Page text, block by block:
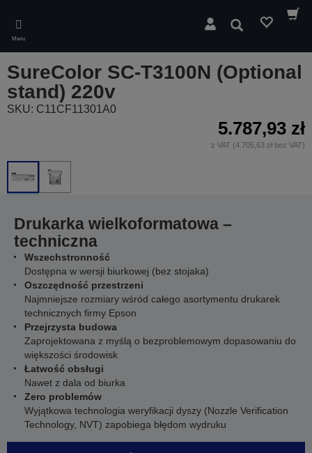
main
content
Menu
Wyszukaj
SureColor SC-T3100N (Optional
stand) 220v
SKU: C11CF11301A0
5.787,93 zł
z VAT (4.705,63 zł bez VAT)
Drukarka wielkoformatowa –
techniczna
Wszechstronność
Dostępna w wersji biurkowej (bez stojaka)
Oszczędność przestrzeni
Najmniejsze rozmiary wśród całego asortymentu drukarek
technicznych firmy Epson
Przejrzysta budowa
Zaprojektowana z myślą o bezproblemowym dopasowaniu do
większości środowisk
Łatwość obsługi
Nawet z dala od biurka
Zero problemów
Wyjątkowa technologia weryfikacji dyszy (Nozzle Verification
Technology, NVT) zapobiega błędom wydruku